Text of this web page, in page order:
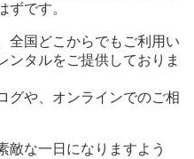
ずです。
全国どこからでもご利用い
ンタルをご提供しておりま
グや、オンラインでのご相
敵な一日になりますよう